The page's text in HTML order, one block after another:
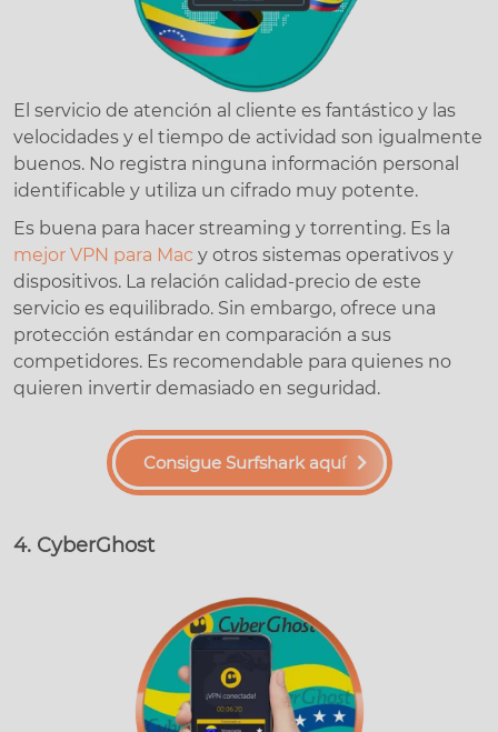
El servicio de atención al cliente es fantástico y las
velocidades y el tiempo de actividad son igualmente
buenos. No registra ninguna información personal
identificable y utiliza un cifrado muy potente.
Es buena para hacer streaming y torrenting. Es la
mejor VPN para Mac y otros sistemas operativos y
dispositivos. La relación calidad-precio de este
servicio es equilibrado. Sin embargo, ofrece una
protección estándar en comparación a sus
competidores. Es recomendable para quienes no
quieren invertir demasiado en seguridad.
Consigue Surfshark aquí
4. CyberGhost